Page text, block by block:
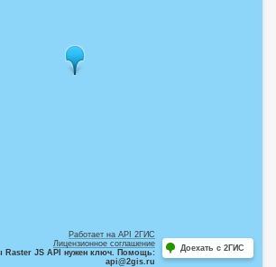
Работает на API 2ГИС
Лицензионное соглашение
Raster JS API нужен ключ. Помощь:
api@2gis.ru
Доехать с 2ГИС